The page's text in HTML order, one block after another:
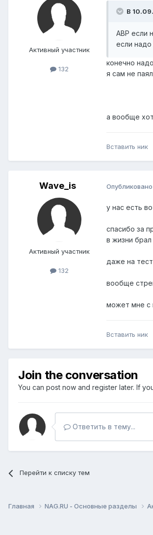
Активный участник
132
В
АВР если
если надо
конечно надо
я сам не
а вообще
Вставить ник
Wave_is
Активный участник
132
Опубликовано
у нас есть
спасибо за
в жизни брал
даже на
вообще
может мне с
Вставить ник
Join the conversation
You can post now and register later. If
Ответить в тему...
Перейти к списку тем
Главная NAG.RU - Основные разделы